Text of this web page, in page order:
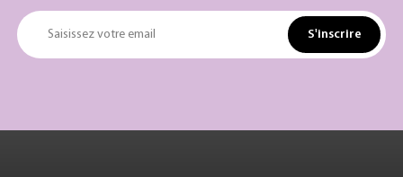
Saisissez votre email S'inscrire